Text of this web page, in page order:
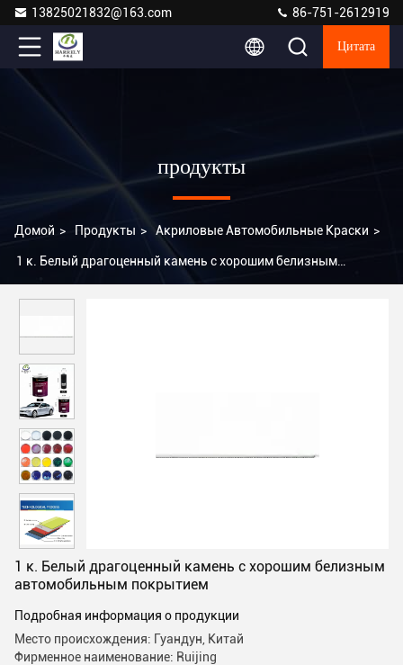
13825021832@163.com 86-751-2612919
Цитата
продукты
Домой > Продукты > Акриловые Автомобильные Краски >
1 к. Белый драгоценный камень с хорошим белизным
1 к. Белый драгоценный камень с хорошим белизным
автомобильным покрытием
Подробная информация о продукции
Место происхождения: Гуандун, Китай
Фирменное наименование: Ruijing